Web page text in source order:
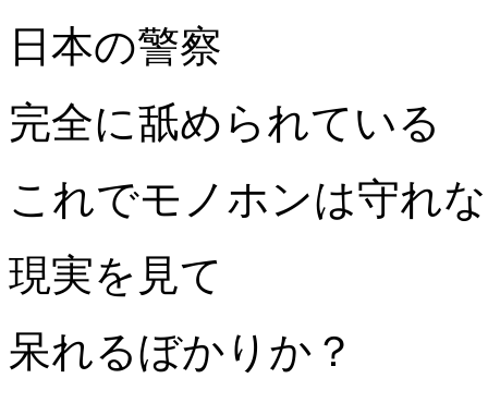
日本の警察
完全に舐められている
これでモノホンは守れ
現実を見て
呆れるぼかりか？